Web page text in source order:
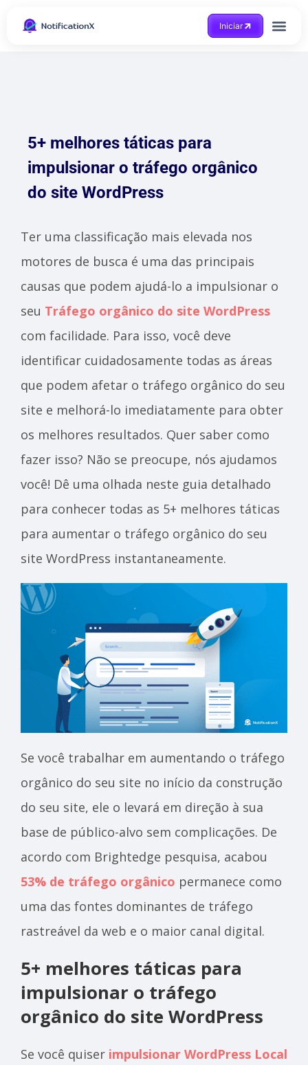
Iniciar
5+ melhores táticas para
impulsionar o tráfego orgânico
do site WordPress
Ter uma classificação mais elevada nos
motores de busca é uma das principais
causas que podem ajudá-lo a impulsionar o
seu Tráfego orgânico do site WordPress
com facilidade. Para isso, você deve
identificar cuidadosamente todas as áreas
que podem afetar o tráfego orgânico do seu
site e melhorá-lo imediatamente para obter
os melhores resultados. Quer saber como
fazer isso? Não se preocupe, nós ajudamos
você! Dê uma olhada neste guia detalhado
para conhecer todas as 5+ melhores táticas
para aumentar o tráfego orgânico do seu
site WordPress instantaneamente.
Se você trabalhar em aumentando o tráfego
orgânico do seu site no início da construção
do seu site, ele o levará em direção à sua
base de público-alvo sem complicações. De
acordo com Brightedge pesquisa, acabou
53% de tráfego orgânico permanece como
uma das fontes dominantes de tráfego
rastreável da web e o maior canal digital.
5+ melhores táticas para
impulsionar o tráfego
orgânico do site WordPress
Se você quiser impulsionar WordPress Local